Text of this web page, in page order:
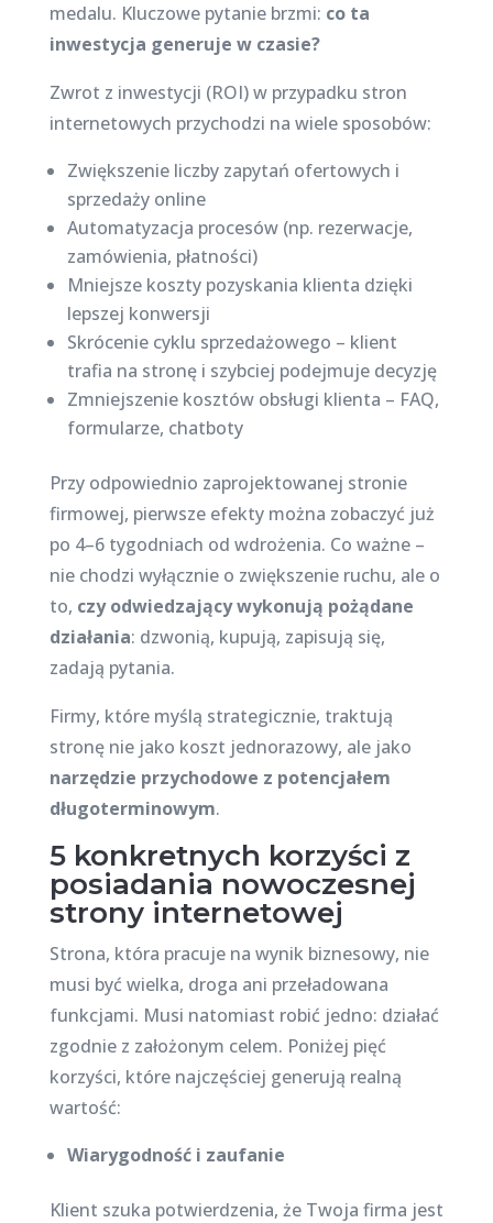
medalu. Kluczowe pytanie brzmi: co ta
inwestycja generuje w czasie?
Zwrot z inwestycji (ROI) w przypadku stron
internetowych przychodzi na wiele sposobów:
Zwiększenie liczby zapytań ofertowych i
sprzedaży online
Automatyzacja procesów (np. rezerwacje,
zamówienia, płatności)
Mniejsze koszty pozyskania klienta dzięki
lepszej konwersji
Skrócenie cyklu sprzedażowego – klient
trafia na stronę i szybciej podejmuje decyzję
Zmniejszenie kosztów obsługi klienta – FAQ,
formularze, chatboty
Przy odpowiednio zaprojektowanej stronie
firmowej, pierwsze efekty można zobaczyć już
po 4–6 tygodniach od wdrożenia. Co ważne –
nie chodzi wyłącznie o zwiększenie ruchu, ale o
to, czy odwiedzający wykonują pożądane
działania: dzwonią, kupują, zapisują się,
zadają pytania.
Firmy, które myślą strategicznie, traktują
stronę nie jako koszt jednorazowy, ale jako
narzędzie przychodowe z potencjałem
długoterminowym.
5 konkretnych korzyści z
posiadania nowoczesnej
strony internetowej
Strona, która pracuje na wynik biznesowy, nie
musi być wielka, droga ani przeładowana
funkcjami. Musi natomiast robić jedno: działać
zgodnie z założonym celem. Poniżej pięć
korzyści, które najczęściej generują realną
wartość:
Wiarygodność i zaufanie
Klient szuka potwierdzenia, że Twoja firma jest